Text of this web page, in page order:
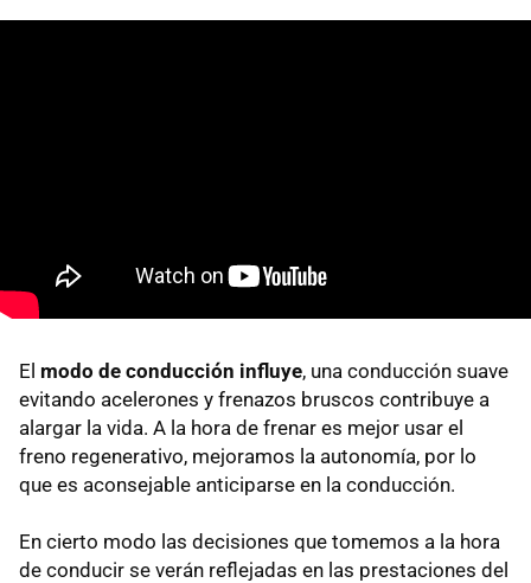
El modo de conducción influye, una conducción suave
evitando acelerones y frenazos bruscos contribuye a
alargar la vida. A la hora de frenar es mejor usar el
freno regenerativo, mejoramos la autonomía, por lo
que es aconsejable anticiparse en la conducción.
En cierto modo las decisiones que tomemos a la hora
de conducir se verán reflejadas en las prestaciones del